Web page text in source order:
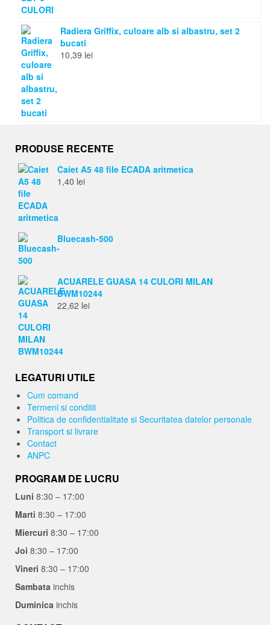
Radiera Griffix, culoare alb si albastru, set 2
bucati
10,39 lei
PRODUSE RECENTE
Caiet A5 48 file ECADA aritmetica
1,40 lei
Bluecash-500
ACUARELE GUASA 14 CULORI MILAN
BWM10244
22,62 lei
LEGATURI UTILE
Cum comand
Termeni si conditii
Politica de confidentialitate si Securitatea datelor personale
Transport si livrare
Contact
ANPC
PROGRAM DE LUCRU
Luni 8:30 – 17:00
Marti 8:30 – 17:00
Miercuri 8:30 – 17:00
Joi 8:30 – 17:00
Vineri 8:30 – 17:00
Sambata inchis
Duminica inchis